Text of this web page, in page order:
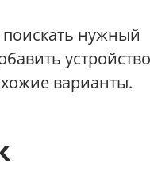
поискать нужный
варианты.